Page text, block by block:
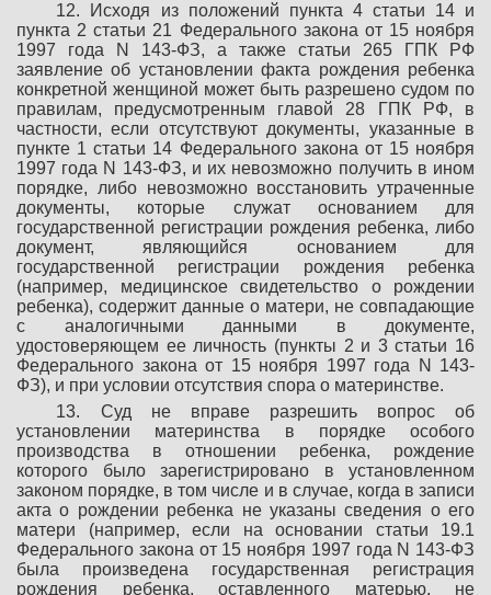
12. Исходя из положений пункта 4 статьи 14 и
пункта 2 статьи 21 Федерального закона от 15 ноября
1997 года N 143-ФЗ, а также статьи 265 ГПК РФ
заявление об установлении факта рождения ребенка
конкретной женщиной может быть разрешено судом по
правилам, предусмотренным главой 28 ГПК РФ, в
частности, если отсутствуют документы, указанные в
пункте 1 статьи 14 Федерального закона от 15 ноября
1997 года N 143-ФЗ, и их невозможно получить в ином
порядке, либо невозможно восстановить утраченные
документы, которые служат основанием для
государственной регистрации рождения ребенка, либо
документ, являющийся основанием для
государственной регистрации рождения ребенка
(например, медицинское свидетельство о рождении
ребенка), содержит данные о матери, не совпадающие
с аналогичными данными в документе,
удостоверяющем ее личность (пункты 2 и 3 статьи 16
Федерального закона от 15 ноября 1997 года N 143-
ФЗ), и при условии отсутствия спора о материнстве.
13. Суд не вправе разрешить вопрос об
установлении материнства в порядке особого
производства в отношении ребенка, рождение
которого было зарегистрировано в установленном
законом порядке, в том числе и в случае, когда в записи
акта о рождении ребенка не указаны сведения о его
матери (например, если на основании статьи 19.1
Федерального закона от 15 ноября 1997 года N 143-ФЗ
была произведена государственная регистрация
рождения ребенка, оставленного матерью, не